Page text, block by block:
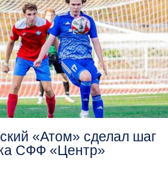
«Атом» сделал шаг
СФФ «Центр»